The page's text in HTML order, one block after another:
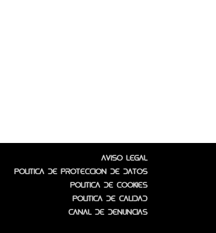
Aviso Legal
Política de protección de datos
Política de Cookies
Política de Calidad
Canal de denuncias